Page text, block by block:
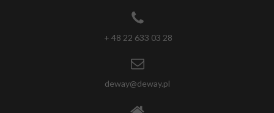
+ 48 22 633 03 28
deway@deway.pl